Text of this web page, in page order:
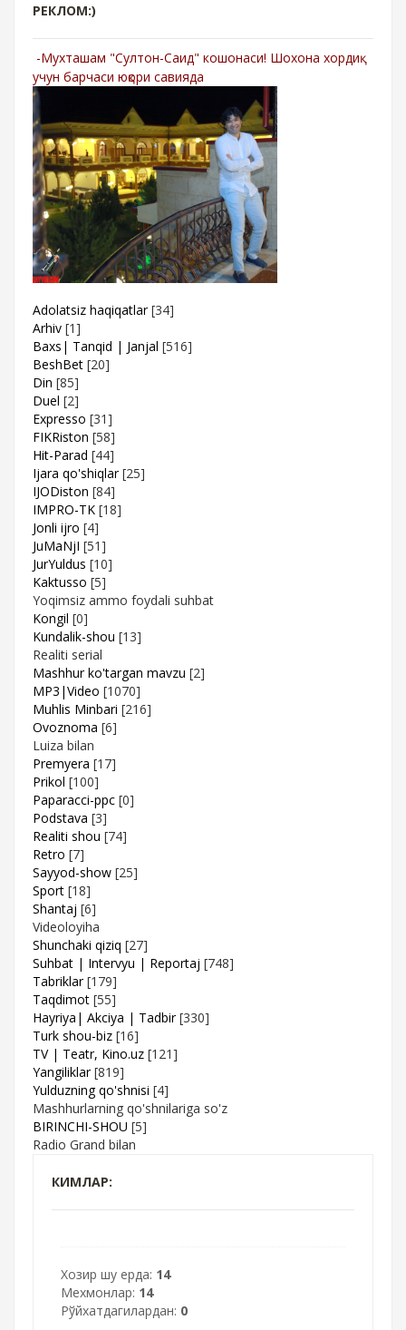
РЕКЛОМ:)
-Мухташам "Султон-Саид" кошонаси! Шохона хордиқ
учун барчаси юқори савияда
Adolatsiz haqiqatlar [34]
Arhiv [1]
Baxs| Tanqid | Janjal [516]
BeshBet [20]
Din [85]
Duel [2]
Expresso [31]
FIKRiston [58]
Hit-Parad [44]
Ijara qo'shiqlar [25]
IJODiston [84]
IMPRO-TK [18]
Jonli ijro [4]
JuMaNjI [51]
JurYuldus [10]
Kaktusso [5]
Yoqimsiz ammo foydali suhbat
Kongil [0]
Kundalik-shou [13]
Realiti serial
Mashhur ko'targan mavzu [2]
MP3|Video [1070]
Muhlis Minbari [216]
Ovoznoma [6]
Luiza bilan
Premyera [17]
Prikol [100]
Paparacci-ppc [0]
Podstava [3]
Realiti shou [74]
Retro [7]
Sayyod-show [25]
Sport [18]
Shantaj [6]
Videoloyiha
Shunchaki qiziq [27]
Suhbat | Intervyu | Reportaj [748]
Tabriklar [179]
Taqdimot [55]
Hayriya| Akciya | Tadbir [330]
Turk shou-biz [16]
TV | Teatr, Kino.uz [121]
Yangiliklar [819]
Yulduzning qo'shnisi [4]
Mashhurlarning qo'shnilariga so'z
BIRINCHI-SHOU [5]
Radio Grand bilan
КИМЛАР:
Хозир шу ерда: 14
Мехмонлар: 14
Рўйхатдагилардан: 0